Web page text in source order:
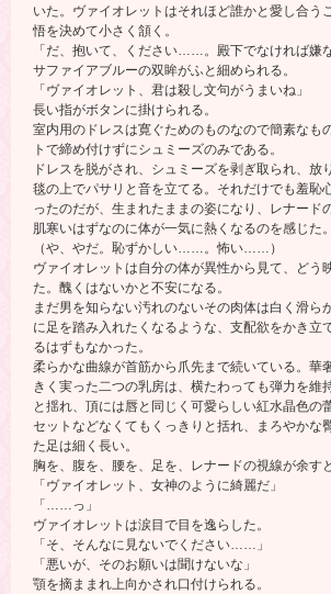
いた。ヴァイオレットはそれほど誰かと愛し合う
悟を決めて小さく頷く。
「だ、抱いて、ください……。殿下でなければ嫌
サファイアブルーの双眸がふと細められる。
「ヴァイオレット、君は殺し文句がうまいね」
長い指がボタンに掛けられる。
室内用のドレスは寛ぐためのものなので簡素なも
トで締め付けずにシュミーズのみである。
ドレスを脱がされ、シュミーズを剥ぎ取られ、放
毯の上でパサリと音を立てる。それだけでも羞恥
ったのだが、生まれたままの姿になり、レナード
肌寒いはずなのに体が一気に熱くなるのを感じた。
（や、やだ。恥ずかしい……。怖い……）
ヴァイオレットは自分の体が異性から見て、どう
た。醜くはないかと不安になる。
まだ男を知らない汚れのないその肉体は白く滑ら
に足を踏み入れたくなるような、支配欲をかき立
るはずもなかった。
柔らかな曲線が首筋から爪先まで続いている。華
きく実った二つの乳房は、横たわっても弾力を維
と揺れ、頂には唇と同じく可愛らしい紅水晶色の
セットなどなくてもくっきりと括れ、まろやかな
た足は細く長い。
胸を、腹を、腰を、足を、レナードの視線が余す
「ヴァイオレット、女神のように綺麗だ」
「……っ」
ヴァイオレットは涙目で目を逸らした。
「そ、そんなに見ないでください……」
「悪いが、そのお願いは聞けないな」
顎を摘ままれ上向かされ口付けられる。